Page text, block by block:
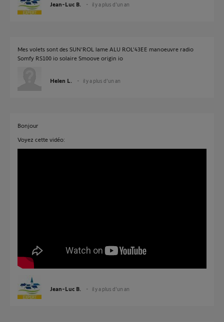
Jean-Luc B. il y a plus d'un an
Mes volets sont des SUN'ROL lame ALU ROL'43EE manoeuvre radio
Somfy RS100 io solaire Smoove origin io
Helen L. il y a plus d'un an
Bonjour
Voyez cette vidéo:
Jean-Luc B. il y a plus d'un an